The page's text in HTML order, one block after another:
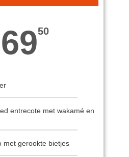
6950
entrecote met wakamé en
met gerookte bietjes